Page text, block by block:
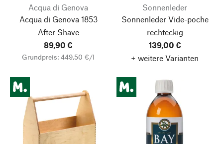
Acqua di Genova
Acqua di Genova 1853
After Shave
89,90 €
Grundpreis: 449,50 €/l
Sonnenleder
Sonnenleder Vide-poche
rechteckig
139,00 €
+ weitere Varianten